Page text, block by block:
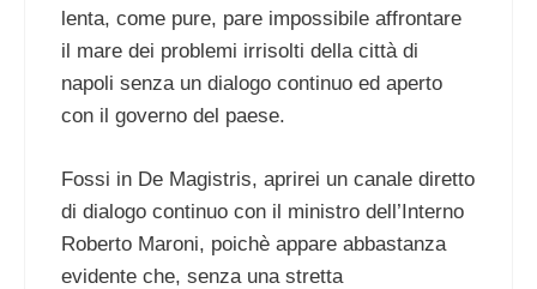
lenta, come pure, pare impossibile affrontare
il mare dei problemi irrisolti della città di
napoli senza un dialogo continuo ed aperto
con il governo del paese.
Fossi in De Magistris, aprirei un canale diretto
di dialogo continuo con il ministro dell’Interno
Roberto Maroni, poichè appare abbastanza
evidente che, senza una stretta